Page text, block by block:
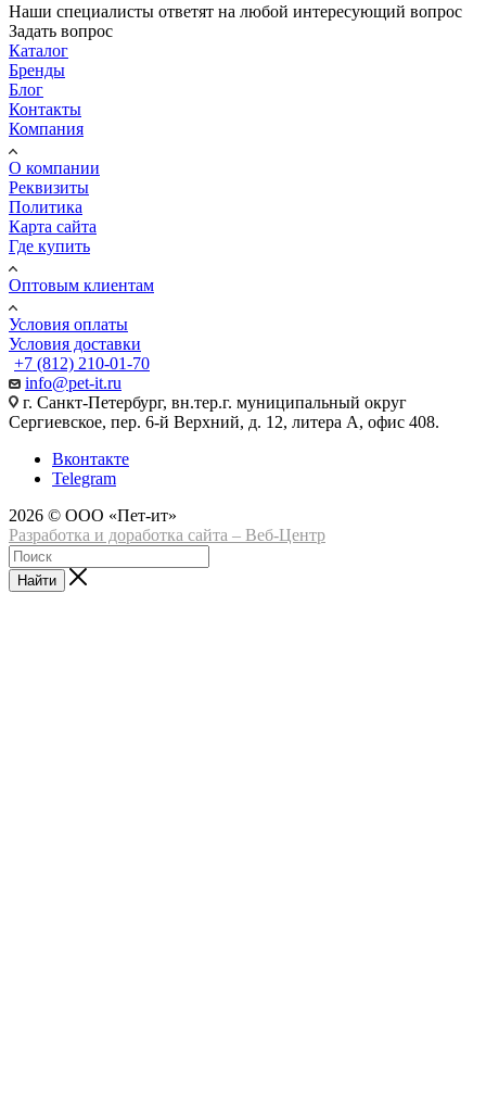
Наши специалисты ответят на любой интересующий вопрос
Задать вопрос
Каталог
Бренды
Блог
Контакты
Компания
О компании
Реквизиты
Политика
Карта сайта
Где купить
Оптовым клиентам
Условия оплаты
Условия доставки
+7 (812) 210-01-70
info@pet-it.ru
г. Санкт-Петербург, вн.тер.г. муниципальный округ
Сергиевское, пер. 6-й Верхний, д. 12, литера А, офис 408.
Вконтакте
Telegram
2026 © ООО «Пет-ит»
Разработка и доработка сайта – Веб-Центр
Найти